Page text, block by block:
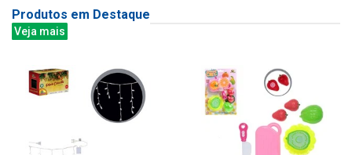
Produtos em Destaque
Veja mais